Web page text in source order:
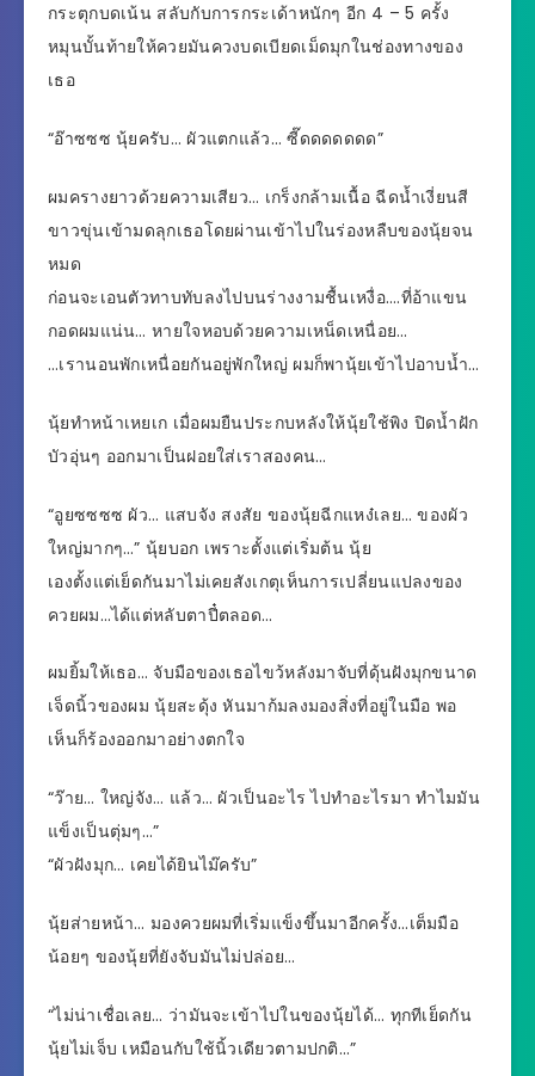
กระตุกบดเน้น สลับกับการกระเด้าหนักๆ อีก 4 – 5 ครั้ง
หมุนบั้นท้ายให้ควยมันควงบดเบียดเม็ดมุกในช่องทางของ
เธอ
“อ๊าซซซ นุ้ยครับ… ผัวแตกแล้ว… ซี๊ดดดดดดด”
ผมครางยาวด้วยความเสียว… เกร็งกล้ามเนื้อ ฉีดน้ำเงี่ยนสี
ขาวขุ่นเข้ามดลุกเธอโดยผ่านเข้าไปในร่องหลืบของนุ้ยจน
หมด
ก่อนจะเอนตัวทาบทับลงไปบนร่างงามชื้นเหงื่อ….ที่อ้าแขน
กอดผมแน่น… หายใจหอบด้วยความเหน็ดเหนื่อย…
…เรานอนพักเหนื่อยกันอยู่พักใหญ่ ผมก็พานุ้ยเข้าไปอาบน้ำ…
นุ้ยทำหน้าเหยเก เมื่อผมยืนประกบหลังให้นุ้ยใช้พิง ปิดน้ำฝัก
บัวอุ่นๆ ออกมาเป็นฝอยใส่เราสองคน…
“อูยซซซซ ผัว… แสบจัง สงสัย ของนุ้ยฉีกแหง๋เลย… ของผัว
ใหญ่มากๆ…” นุ้ยบอก เพราะตั้งแต่เริ่มต้น นุ้ย
เองตั้งแต่เย็ดกันมาไม่เคยสังเกตุเห็นการเปลี่ยนแปลงของ
ควยผม…ได้แต่หลับตาปี๋ตลอด…
ผมยิ้มให้เธอ… จับมือของเธอไขว้หลังมาจับที่ดุ้นฝังมุกขนาด
เจ็ดนิ้วของผม นุ้ยสะดุ้ง หันมาก้มลงมองสิ่งที่อยู่ในมือ พอ
เห็นก็ร้องออกมาอย่างตกใจ
“ว๊าย… ใหญ่จัง… แล้ว… ผัวเป็นอะไร ไปทำอะไรมา ทำไมมัน
แข็งเป็นตุ่มๆ…”
“ผัวฝังมุก… เคยได้ยินไม๊ครับ”
นุ้ยส่ายหน้า… มองควยผมที่เริ่มแข็งขึ้นมาอีกครั้ง…เต็มมือ
น้อยๆ ของนุ้ยที่ยังจับมันไม่ปล่อย…
“ไม่น่าเชื่อเลย… ว่ามันจะเข้าไปในของนุ้ยได้… ทุกทีเย็ดกัน
นุ้ยไม่เจ็บ เหมือนกับใช้นิ้วเดียวตามปกติ…”